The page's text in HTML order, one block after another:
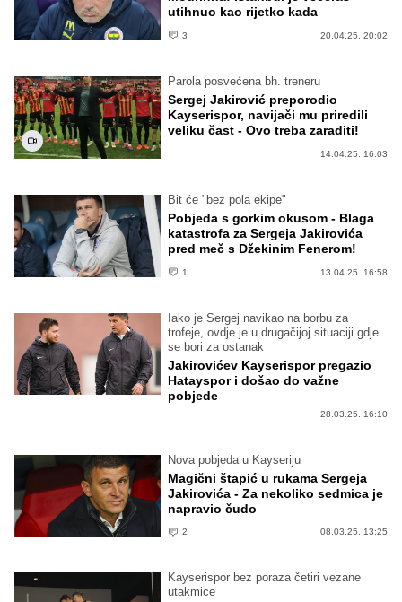
utihnuo kao rijetko kada
3 20.04.25. 20:02
Parola posvećena bh. treneru
Sergej Jakirović preporodio
Kayserispor, navijači mu priredili
veliku čast - Ovo treba zaraditi!
14.04.25. 16:03
Bit će "bez pola ekipe"
Pobjeda s gorkim okusom - Blaga
katastrofa za Sergeja Jakirovića
pred meč s Džekinim Fenerom!
1 13.04.25. 16:58
Iako je Sergej navikao na borbu za
trofeje, ovdje je u drugačijoj situaciji gdje
se bori za ostanak
Jakirovićev Kayserispor pregazio
Hatayspor i došao do važne
pobjede
28.03.25. 16:10
Nova pobjeda u Kayseriju
Magični štapić u rukama Sergeja
Jakirovića - Za nekoliko sedmica je
napravio čudo
2 08.03.25. 13:25
Kayserispor bez poraza četiri vezane
utakmice